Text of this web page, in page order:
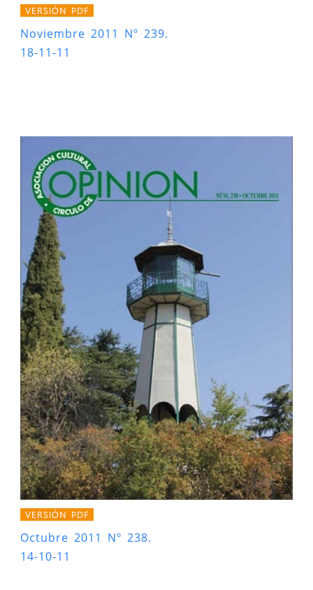
VERSIÓN PDF
Noviembre 2011 Nº 239.
18-11-11
VERSIÓN PDF
Octubre 2011 Nº 238.
14-10-11